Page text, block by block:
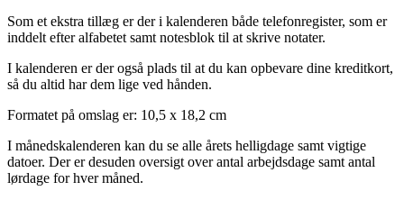
Som et ekstra tillæg er der i kalenderen både telefonregister, som er
inddelt efter alfabetet samt notesblok til at skrive notater.
I kalenderen er der også plads til at du kan opbevare dine kreditkort,
så du altid har dem lige ved hånden.
Formatet på omslag er: 10,5 x 18,2 cm
I månedskalenderen kan du se alle årets helligdage samt vigtige
datoer. Der er desuden oversigt over antal arbejdsdage samt antal
lørdage for hver måned.